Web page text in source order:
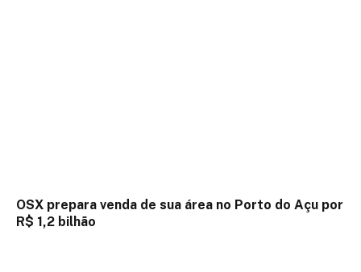
OSX prepara venda de sua área no Porto do Açu por
R$ 1,2 bilhão